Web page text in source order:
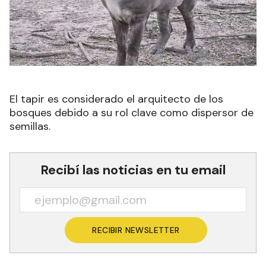
El tapir es considerado el arquitecto de los
bosques debido a su rol clave como dispersor de
semillas.
Recibí las noticias en tu email
RECIBIR NEWSLETTER